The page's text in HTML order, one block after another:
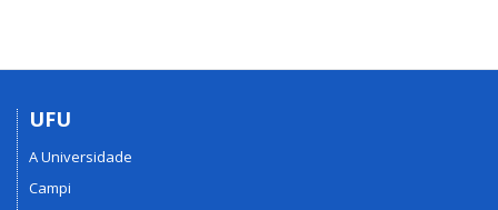
UFU
A Universidade
Campi